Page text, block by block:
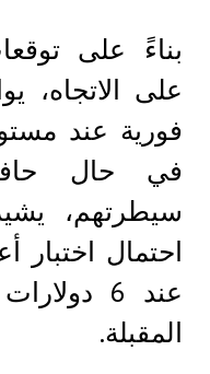
بناءً على
في حال
سيطرتهم،
احتمال
عند 6
المقبلة.